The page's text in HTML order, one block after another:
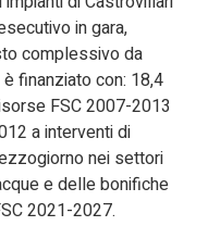
in gara,
complessivo da
finanziato con: 18,4
FSC 2007-2013
a interventi di
nei settori
e delle bonifiche
2021-2027.